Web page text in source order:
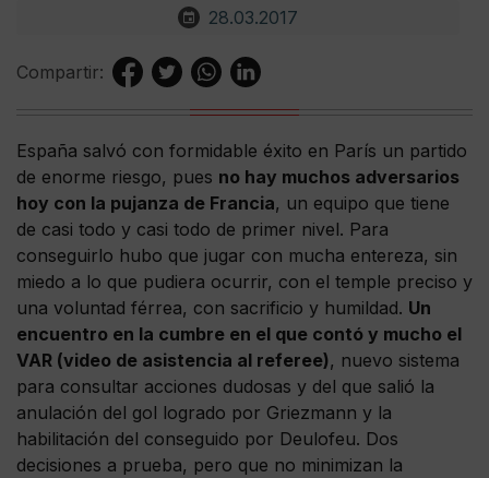
28.03.2017
Compartir:
España salvó con formidable éxito en París un partido
de enorme riesgo, pues no hay muchos adversarios
hoy con la pujanza de Francia, un equipo que tiene
de casi todo y casi todo de primer nivel. Para
conseguirlo hubo que jugar con mucha entereza, sin
miedo a lo que pudiera ocurrir, con el temple preciso y
una voluntad férrea, con sacrificio y humildad. Un
encuentro en la cumbre en el que contó y mucho el
VAR (video de asistencia al referee), nuevo sistema
para consultar acciones dudosas y del que salió la
anulación del gol logrado por Griezmann y la
habilitación del conseguido por Deulofeu. Dos
decisiones a prueba, pero que no minimizan la